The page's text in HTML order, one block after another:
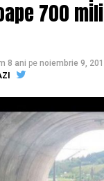
700
8 ani pe noiembrie 9,